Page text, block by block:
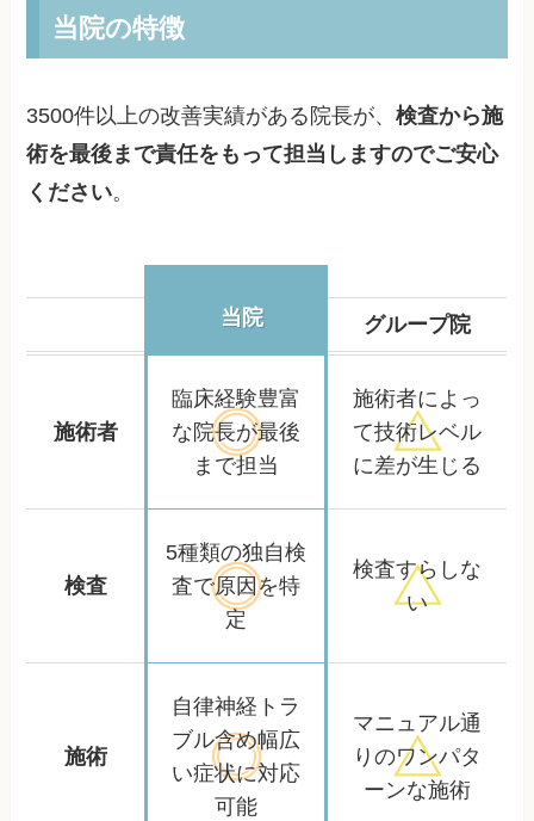
当院の特徴
3500件以上の改善実績がある院長が、検査から施
術を最後まで責任をもって担当しますのでご安心
ください。
当院 グループ院
施術者
臨床経験豊富
な院長が最後
まで担当
施術者によっ
て技術レベル
に差が生じる
検査
5種類の独自検
査で原因を特
定
検査すらしな
い
施術
自律神経トラ
ブル含め幅広
い症状に対応
可能
マニュアル通
りのワンパタ
ーンな施術